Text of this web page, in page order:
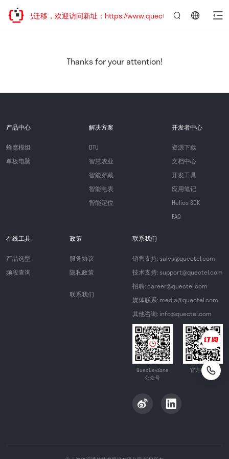
站地址已迁移，欢迎访问新址：https://www.quectel.com.cn
Thanks for your attention!
产品中心
蜂窝模组
单板电脑
解决方案
DTU
智慧农业
智能穿戴
智能电表
智能定位
开发者中心
资源下载
文档中心
开发工具
应用笔记
Helios SDK
FAQ
在线工具
产品选型
频段查询
政策
服务协议
隐私政策
联系我们
联系我们
销售支持: sales@quectel.com
技术支持: support@quectel.com
招聘: career@quectel.com
媒体联系: media@quectel.com
其他咨询: info@quectel.com
QuecDevZone
公众号
官方公众号